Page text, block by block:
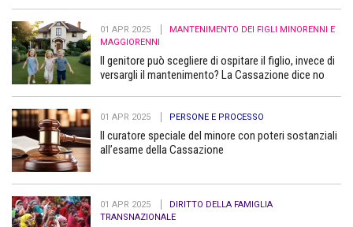
01 APR 2025
MANTENIMENTO DEI FIGLI MINORENNI E
MAGGIORENNI
Il genitore può scegliere di ospitare il figlio, invece di
versargli il mantenimento? La Cassazione dice no
01 APR 2025 PERSONE E PROCESSO
Il curatore speciale del minore con poteri sostanziali
all’esame della Cassazione
01 APR 2025
DIRITTO DELLA FAMIGLIA
TRANSNAZIONALE